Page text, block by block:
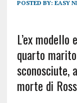
POSTED BY: EASY
L’ex
quarto
sconosciute,
morte di